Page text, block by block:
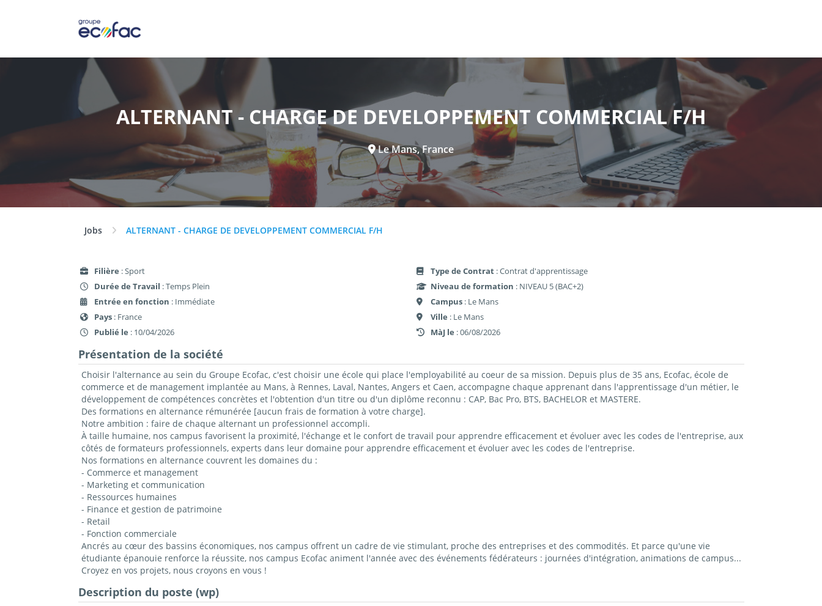
ALTERNANT - CHARGE DE DEVELOPPEMENT COMMERCIAL F/H
Le Mans, France
Jobs ALTERNANT - CHARGE DE DEVELOPPEMENT COMMERCIAL F/H
Filière : Sport
Durée de Travail : Temps Plein
Entrée en fonction : Immédiate
Pays : France
Publié le : 10/04/2026
Type de Contrat : Contrat d'apprentissage
Niveau de formation : NIVEAU 5 (BAC+2)
Campus : Le Mans
Ville : Le Mans
MàJ le : 06/08/2026
Présentation de la société
Choisir l'alternance au sein du Groupe Ecofac, c'est choisir une école qui place l'employabilité au coeur de sa mission. Depuis plus de 35 ans, Ecofac, école de
commerce et de management implantée au Mans, à Rennes, Laval, Nantes, Angers et Caen, accompagne chaque apprenant dans l'apprentissage d'un métier, le
développement de compétences concrètes et l'obtention d'un titre ou d'un diplôme reconnu : CAP, Bac Pro, BTS, BACHELOR et MASTERE.
Des formations en alternance rémunérée [aucun frais de formation à votre charge].
Notre ambition : faire de chaque alternant un professionnel accompli.
À taille humaine, nos campus favorisent la proximité, l'échange et le confort de travail pour apprendre efficacement et évoluer avec les codes de l'entreprise, aux
côtés de formateurs professionnels, experts dans leur domaine pour apprendre efficacement et évoluer avec les codes de l'entreprise.
Nos formations en alternance couvrent les domaines du :
- Commerce et management
- Marketing et communication
- Ressources humaines
- Finance et gestion de patrimoine
- Retail
- Fonction commerciale
Ancrés au cœur des bassins économiques, nos campus offrent un cadre de vie stimulant, proche des entreprises et des commodités. Et parce qu'une vie
étudiante épanouie renforce la réussite, nos campus Ecofac animent l'année avec des événements fédérateurs : journées d'intégration, animations de campus...
Croyez en vos projets, nous croyons en vous !
Description du poste (wp)